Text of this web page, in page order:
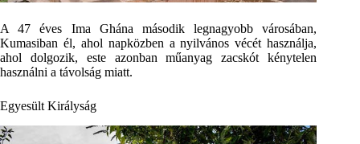
A 47 éves Ima Ghána második legnagyobb városában,
Kumasiban él, ahol napközben a nyilvános vécét használja,
ahol dolgozik, este azonban műanyag zacskót kénytelen
használni a távolság miatt.
Egyesült Királyság